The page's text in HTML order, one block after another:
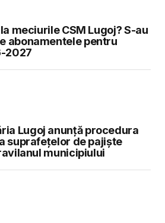
meciurile CSM Lugoj? S-au
abonamentele pentru
2027
Lugoj anunță procedura
suprafețelor de pajiște
municipiului